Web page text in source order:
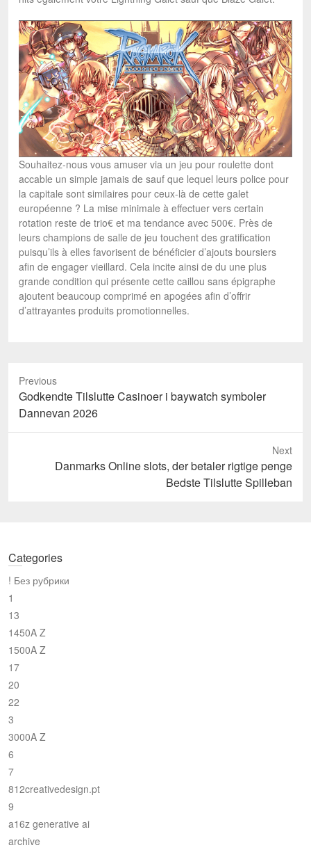
Souhaitez-nous vous amuser via un jeu pour roulette dont
accable un simple jamais de sauf que lequel leurs police pour
la capitale sont similaires pour ceux-là de cette galet
européenne ? La mise minimale à effectuer vers certain
rotation reste de trio€ et ma tendance avec 500€. Près de
leurs champions de salle de jeu touchent des gratification
puisqu’ils à elles favorisent de bénéficier d’ajouts boursiers
afin de engager vieillard. Cela incite ainsi de du une plus
grande condition qui présente cette caillou sans épigraphe
ajoutent beaucoup comprimé en apogées afin d’offrir
d’attrayantes produits promotionnelles.
Previous
Previous
post:
Godkendte Tilslutte Casinoer i baywatch symboler
Dannevan 2026
Next
Danmarks Online slots, der betaler rigtige penge
Bedste Tilslutte Spilleban
Categories
! Без рубрики
1
13
1450A Z
1500A Z
17
20
22
3
3000A Z
6
7
812creativedesign.pt
9
a16z generative ai
archive